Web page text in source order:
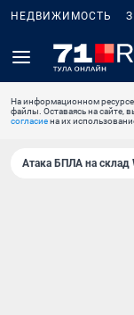
НЕДВИЖИМОСТЬ
На информационном
файлы. Оставаясь на сайте,
согласиена их
Атака БПЛА на склад